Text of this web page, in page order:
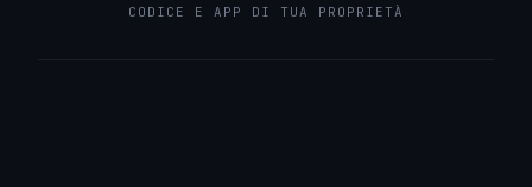
CODICE E APP DI TUA PROPRIETÀ